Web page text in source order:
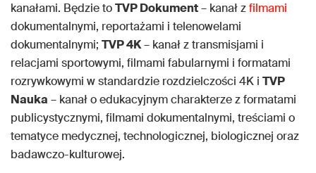
kanałami. Będzie toTVP Dokument– kanał zfilmami
dokumentalnymi, reportażami i telenowelami
dokumentalnymi; TVP 4K– kanał z transmisjami i
relacjami sportowymi, filmami fabularnymi i formatami
rozrywkowymi w standardzie rozdzielczości 4K i TVP
Nauka – kanał o edukacyjnym charakterze z formatami
publicystycznymi, filmami dokumentalnymi, treściami o
tematyce medycznej, technologicznej, biologicznej oraz
badawczo-kulturowej.